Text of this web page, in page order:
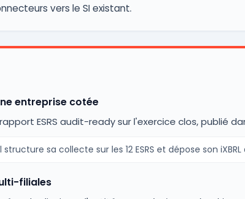
vers le SI existant.
entreprise cotée
ESRS audit-ready sur l'exercice clos, publié
structure sa collecte sur les 12 ESRS et dépose son
filiales